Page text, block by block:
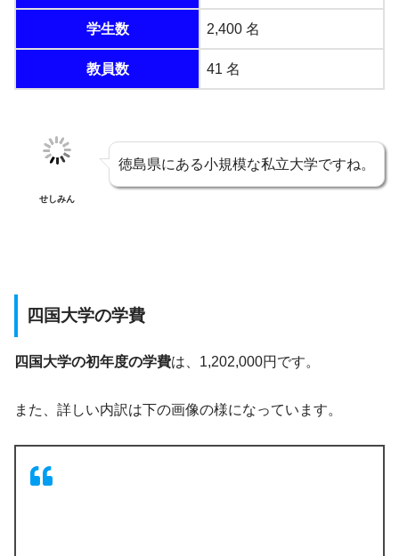
学生数 2,400 名
教員数 41 名
せしみん
徳島県にある小規模な私立大学ですね。
四国大学の学費
四国大学の初年度の学費は、1,202,000円です。
また、詳しい内訳は下の画像の様になっています。